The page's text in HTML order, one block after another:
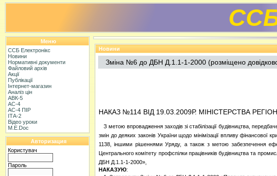
Меню
ССБ Електронікс
Новини
Нормативні документи
Файловий архів
Акції
Публікації
Інтернет-магазин
Аналіз цін
АВК-5
АС-4
АС-4 ПІР
ІТА-2
Відео уроки
M.E.Doc
Авторизация
Користувач
Пароль
Новини
Зміна №6 до ДБН Д.1.1-1-2000 (розміщено
НАКАЗ №114 ВІД 19.03.2009Р. МІНІСТЕРСТВА
З метою впровадження заходів зі стабілізації будівництва,
змін до деяких законів України щодо мінімізації впливу фінансової
1138, іншими рішеннями Уряду, а також з метою забезпечення
Центрального комітету профспілки працівників будівництва та
ДБН Д.1.1-1-2000»,
НАКАЗУЮ: